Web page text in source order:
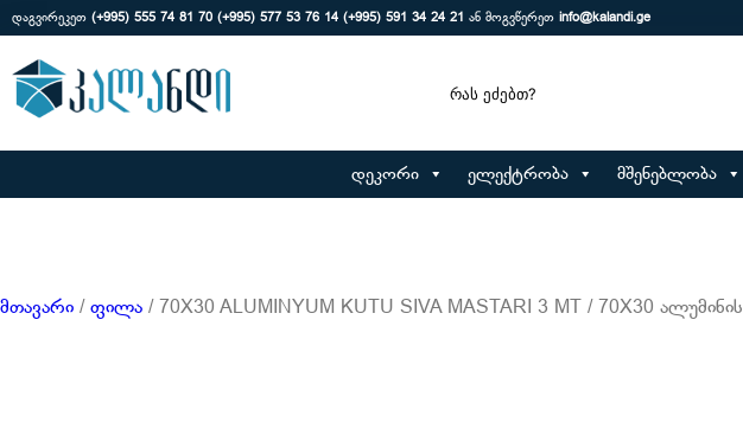
დაგვირეკეთ (+995) 555 74 81 70 (+995) 577 53 76 14 (+995) 591 34 24 21 ან მოგვწერეთ info@kalandi.ge
Search
დეკორი ელექტრობა მშენებლობა
მთავარი / ფილა / 70X30 ALUMINYUM KUTU SIVA MASTARI 3 MT / 70X30 ალუმინის